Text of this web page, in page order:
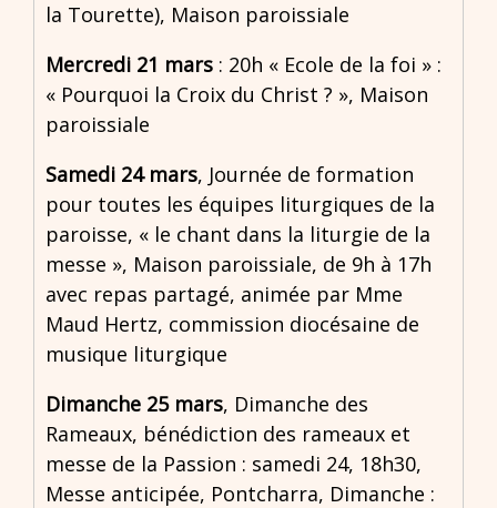
la Tourette), Maison paroissiale
Mercredi 21 mars : 20h « Ecole de la foi » :
« Pourquoi la Croix du Christ ? », Maison
paroissiale
Samedi 24 mars, Journée de formation
pour toutes les équipes liturgiques de la
paroisse, « le chant dans la liturgie de la
messe », Maison paroissiale, de 9h à 17h
avec repas partagé, animée par Mme
Maud Hertz, commission diocésaine de
musique liturgique
Dimanche 25 mars, Dimanche des
Rameaux, bénédiction des rameaux et
messe de la Passion : samedi 24, 18h30,
Messe anticipée, Pontcharra, Dimanche :